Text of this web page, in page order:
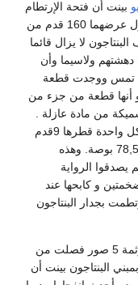
بينت أن فتحة الإرتطام
كانت 65 قدم وجناحي الطائرة بوينج 757 طول عرضهما 160 قدم من
لا يزال قائما
دهشتهم ولاسيما وأن
تمس ووجدت قطعة
بجوار ما يبدو أنها قطعة من جزء من
من مادة عازلة .
لكن طائرة البوينج 757 لها ماكينتان كبيرتان. كل واحدة قطرها 9قدم
وطولها 12قدم ومقدمة (بوز)المروحة قطره 78,5 بوصة. وهذه
يصدقوا الرواية
757بماكينتيها الضخمتين و كابحها عند
بجدار البنتاجون
لم ير أحد عجلات الهبوط في مكان الحادث. وثمة 5 صور فصلت من
البنتاجون بينت أن